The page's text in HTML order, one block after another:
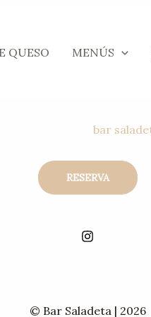
QUESO MENÚS
RESERVA
© Bar Saladeta | 2026